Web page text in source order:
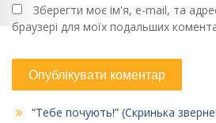
Зберегти моє ім'я, e-mail, та
браузері для моїх подальших
“Тебе почують!” (Скринька